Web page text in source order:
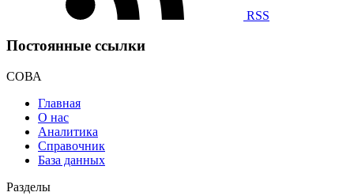
RSS
Постоянные ссылки
СОВА
Главная
О нас
Аналитика
Справочник
База данных
Разделы